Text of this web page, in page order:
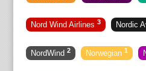
Nord Wind Airlines 3 Nordic
NordWind 2 Norwegian 1